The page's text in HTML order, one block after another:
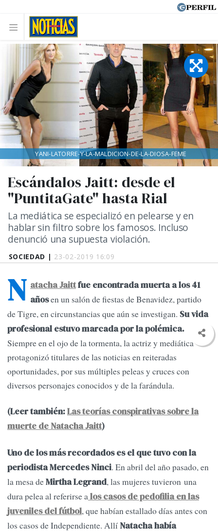
SOCIEDAD | 23-02-2019 16:09
Escándalos Jaitt: desde el
"PuntitaGate" hasta Rial
La mediática se especializó en pelearse y en
hablar sin filtro sobre los famosos. Incluso
denunció una supuesta violación.
YANI-LATORRE-Y-LA-MALDICION-DE-LA-DIOSA-FEME
N atacha Jaittfue encontrada muerta a los 41
añosen un salón de fiestas de Benavidez, partido
de Tigre, en circunstancias que aún se investigan. Su vida
profesional estuvo marcada por la polémica.
Siempre en el ojo de la tormenta, la actriz y mediática
protagonizó titulares de las noticias en reiteradas
oportunidades, por sus múltiples peleas y cruces con
diversos personajes conocidos y de la farándula.
(Leer también:Las teorías conspirativas sobre la
muerte de Natacha Jaitt)
Uno de los más recordados es el que tuvo con la
periodista Mercedes Ninci. En abril del año pasado, en
la mesa deMirtha Legrand, las mujeres tuvieron una
dura pelea al referirse alos casos de pedofilia en las
juveniles del fútbol, que habían estallado días antes con
los casos de Independiente. AllíNatacha había